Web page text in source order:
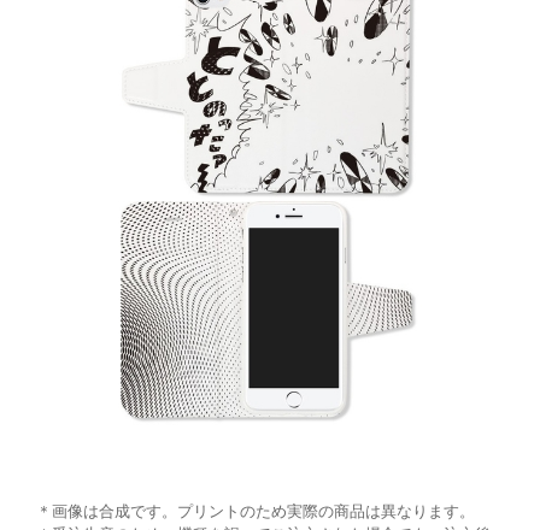
＊画像は合成です。プリントのため実際の商品は異なります。